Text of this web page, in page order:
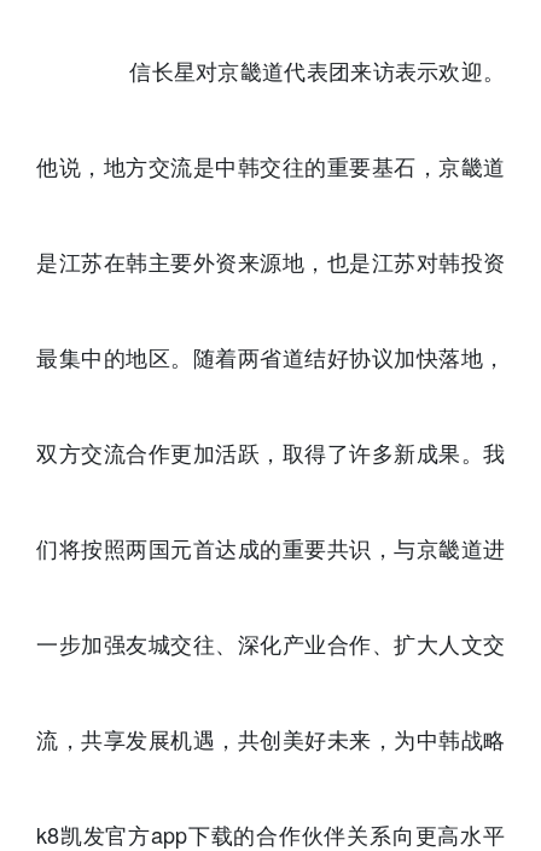
信长星对京畿道代表团来访表示欢迎。
他说，地方交流是中韩交往的重要基石，京畿道
是江苏在韩主要外资来源地，也是江苏对韩投资
最集中的地区。随着两省道结好协议加快落地，
双方交流合作更加活跃，取得了许多新成果。我
们将按照两国元首达成的重要共识，与京畿道进
一步加强友城交往、深化产业合作、扩大人文交
流，共享发展机遇，共创美好未来，为中韩战略
k8凯发官方app下载的合作伙伴关系向更高水平